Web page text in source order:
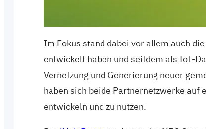
Im Fokus stand dabei vor allem auch die
entwickelt haben und seitdem als IoT-
Vernetzung und Generierung neuer
haben sich beide Partnernetzwerke auf
entwickeln und zu nutzen.